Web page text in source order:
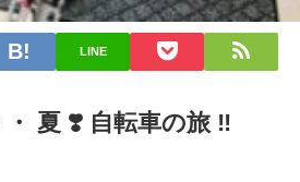
LINE
・ 夏 ❣️ 自転車の旅 ‼︎